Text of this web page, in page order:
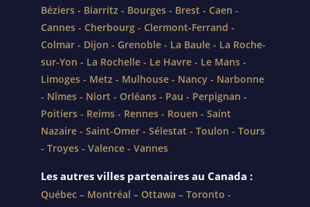
Béziers - Biarritz - Bourges - Brest - Caen -
Cannes - Cherbourg - Clermont-Ferrand -
Colmar - Dijon - Grenoble - La Baule - La Roche-
sur-Yon - La Rochelle - Le Havre - Le Mans -
Limoges - Metz - Mulhouse - Nancy - Narbonne
- Nîmes - Niort - Orléans - Pau - Perpignan -
Poitiers - Reims - Rennes - Rouen - Saint
Nazaire - Saint-Omer - Sélestat - Toulon - Tours
- Troyes - Valence - Vannes
Les autres villes partenaires au Canada :
Québec – Montréal – Ottawa – Toronto -